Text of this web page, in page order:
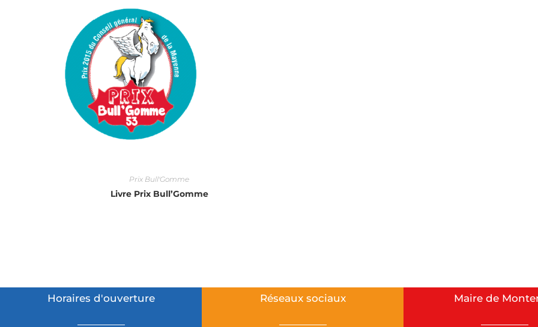
Prix Bull'Gomme
Livre Prix Bull’Gomme
Horaires d'ouverture Réseaux sociaux Maire de